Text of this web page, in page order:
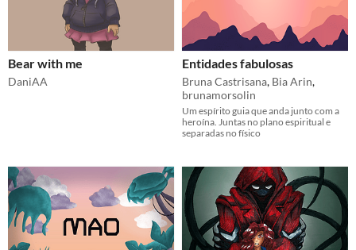
Bear with me
DaniAA
Entidades fabulosas
Bruna Castrisana, Bia Arin,
brunamorsolin
Um espírito guia que anda junto com a
heroína. Juntas no plano espiritual e
separadas no físico